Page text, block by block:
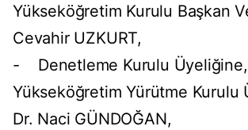
Yükseköğretim Kurulu Başkan
Cevahir UZKURT,
- Denetleme Kurulu Üyeliğine,
Yükseköğretim Yürütme Kurulu
Dr. Naci GÜNDOĞAN,